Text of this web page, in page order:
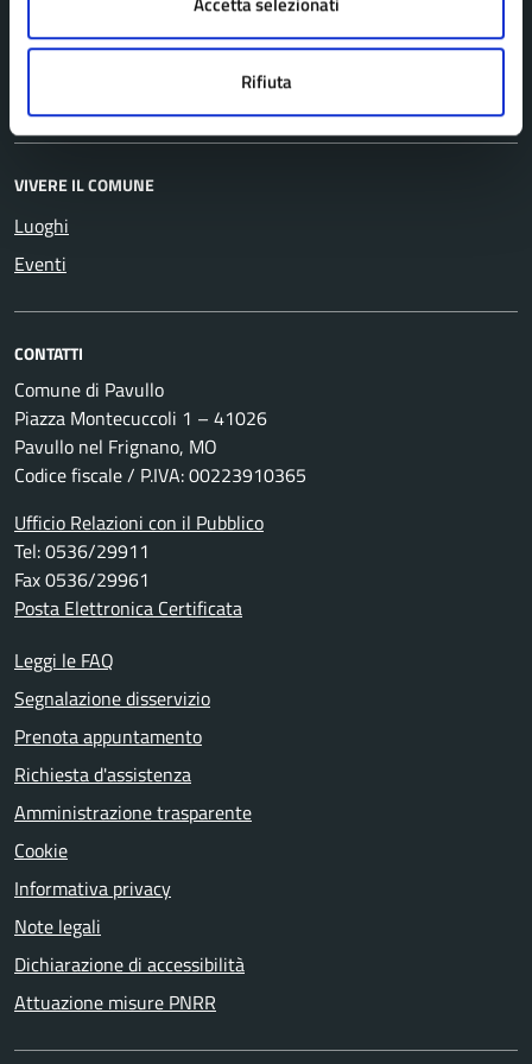
Rifiuta
Comunicati
VIVERE IL COMUNE
Luoghi
Eventi
CONTATTI
Comune di Pavullo
Piazza Montecuccoli 1 – 41026
Pavullo nel Frignano, MO
Codice fiscale / P.IVA: 00223910365
Ufficio Relazioni con il Pubblico
Tel: 0536/29911
Fax 0536/29961
Posta Elettronica Certificata
Leggi le FAQ
Segnalazione disservizio
Prenota appuntamento
Richiesta d'assistenza
Amministrazione trasparente
Cookie
Informativa privacy
Note legali
Dichiarazione di accessibilità
Attuazione misure PNRR